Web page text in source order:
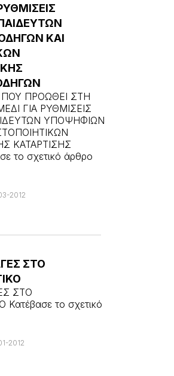
ΚΑΙ
ΠΡΟΩΘΕΙ ΣΤΗ
ΓΙΑ ΡΥΘΜΙΣΕΙΣ
ΥΠΟΨΗΦΙΩΝ
ΚΑΤΑΡΤΙΣΗΣ
το σχετικό άρθρο
2012
ΣΤΟ
ΣΤΟ
το σχετικό
2012